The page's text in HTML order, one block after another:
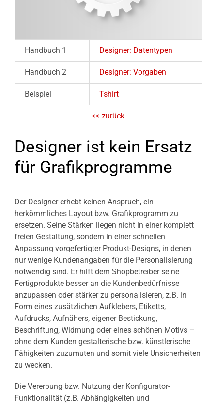
Handbuch 1 Designer: Datentypen
Handbuch 2 Designer: Vorgaben
Beispiel Tshirt
<< zurück
Designer ist kein Ersatz
für Grafikprogramme
Der Designer erhebt keinen Anspruch, ein
herkömmliches Layout bzw. Grafikprogramm zu
ersetzen. Seine Stärken liegen nicht in einer komplett
freien Gestaltung, sondern in einer schnellen
Anpassung vorgefertigter Produkt-Designs, in denen
nur wenige Kundenangaben für die Personalisierung
notwendig sind. Er hilft dem Shopbetreiber seine
Fertigprodukte besser an die Kundenbedürfnisse
anzupassen oder stärker zu personalisieren, z.B. in
Form eines zusätzlichen Aufklebers, Etiketts,
Aufdrucks, Aufnähers, eigener Bestickung,
Beschriftung, Widmung oder eines schönen Motivs –
ohne dem Kunden gestalterische bzw. künstlerische
Fähigkeiten zuzumuten und somit viele Unsicherheiten
zu wecken.
Die Vererbung bzw. Nutzung der Konfigurator-
Funktionalität (z.B. Abhängigkeiten und